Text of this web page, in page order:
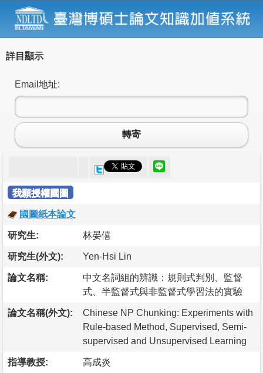
詳目顯示
Email地址:
轉寄
我願授權國圖
國圖紙本論文
研究生: 林晏僖
研究生(外文): Yen-Hsi Lin
論文名稱:
中文名詞組的辨識：規則式判別、監督
式、半監督式與非監督式學習法的實驗
論文名稱(外文):
Chinese NP Chunking: Experiments with
Rule-based Method, Supervised, Semi-
supervised and Unsupervised Learning
指導教授: 高成炎